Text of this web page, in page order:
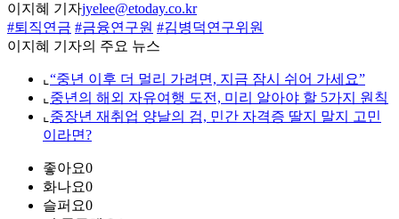
이지혜 기자jyelee@etoday.co.kr
#퇴직연금 #금융연구원 #김병덕연구위원
이지혜 기자의 주요 뉴스
⌞ “중년 이후 더 멀리 가려면, 지금 잠시 쉬어 가세요”
⌞ 중년의 해외 자유여행 도전, 미리 알아야 할 5가지 원칙
⌞ 중장년 재취업 양날의 검, 민간 자격증 딸지 말지 고민
이라면?
좋아요0
화나요0
슬퍼요0